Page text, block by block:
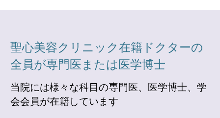
聖心美容クリニック在籍ドクターの
全員が専門医または医学博士
当院には様々な科目の専門医、医学博士、学
会会員が在籍しています